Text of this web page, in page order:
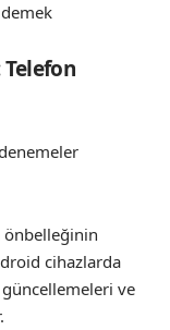
cihazlarda
ve